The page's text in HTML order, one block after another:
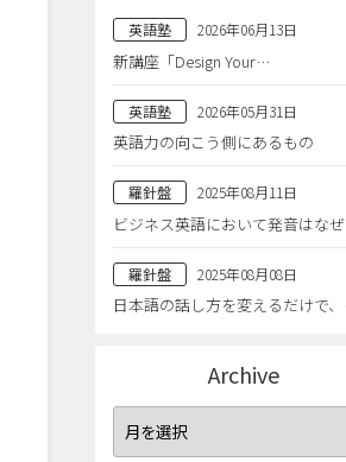
英語塾 2026年06月13日
新講座「Design Your…
英語塾 2026年05月31日
英語力の向こう側にあるもの
羅針盤 2025年08月11日
ビジネス英語において発音はな
羅針盤 2025年08月08日
日本語の話し方を変えるだけで
Archive